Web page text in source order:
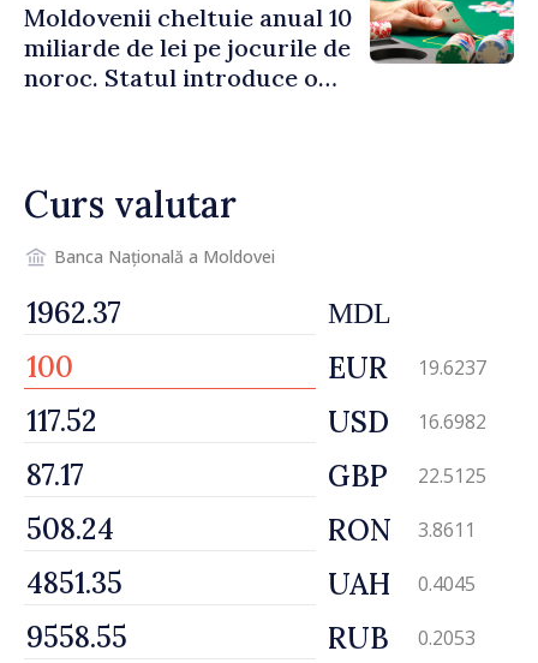
Moldovenii cheltuie anual 10
miliarde de lei pe jocurile de
noroc. Statul introduce o
Curs valutar
Banca Națională a Moldovei
MDL
EUR 19.6237
USD 16.6982
GBP 22.5125
RON 3.8611
UAH 0.4045
RUB 0.2053